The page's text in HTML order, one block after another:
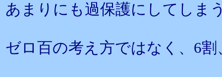
あまりにも過保護にしてしま
ゼロ百の考え方ではなく、6